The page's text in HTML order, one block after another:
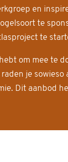
en
te
te
om mee te
je
Dit aanbod